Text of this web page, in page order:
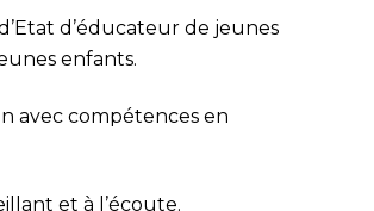
d’éducateur de jeunes
enfants.
avec compétences en
et à l’écoute.